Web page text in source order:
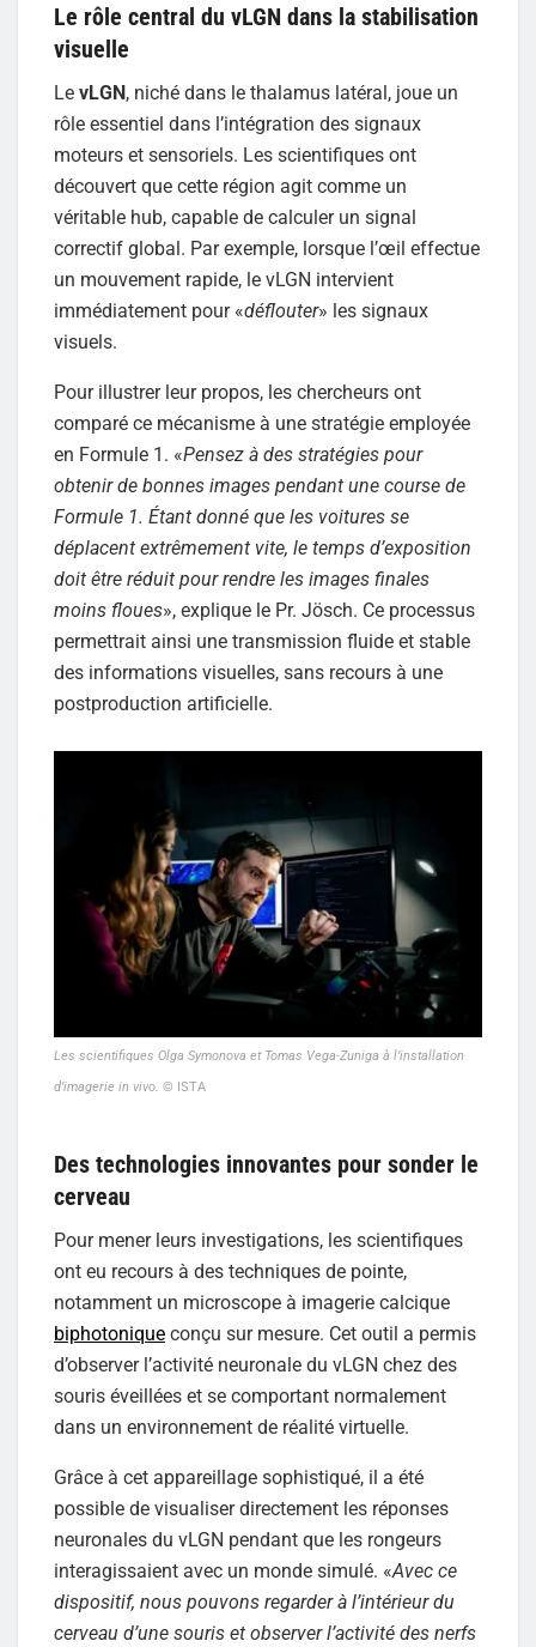
Le rôle central du vLGN dans la stabilisation
visuelle
Le vLGN, niché dans le thalamus latéral, joue un
rôle essentiel dans l’intégration des signaux
moteurs et sensoriels. Les scientifiques ont
découvert que cette région agit comme un
véritable hub, capable de calculer un signal
correctif global. Par exemple, lorsque l’œil effectue
un mouvement rapide, le vLGN intervient
immédiatement pour «déflouter» les signaux
visuels.
Pour illustrer leur propos, les chercheurs ont
comparé ce mécanisme à une stratégie employée
en Formule 1. «Pensez à des stratégies pour
obtenir de bonnes images pendant une course de
Formule 1. Étant donné que les voitures se
déplacent extrêmement vite, le temps d’exposition
doit être réduit pour rendre les images finales
moins floues», explique le Pr. Jösch. Ce processus
permettrait ainsi une transmission fluide et stable
des informations visuelles, sans recours à une
postproduction artificielle.
Les scientifiques Olga Symonova et Tomas Vega-Zuniga à l’installation
d’imagerie in vivo. © ISTA
Des technologies innovantes pour sonder le
cerveau
Pour mener leurs investigations, les scientifiques
ont eu recours à des techniques de pointe,
notamment un microscope à imagerie calcique
biphotonique conçu sur mesure. Cet outil a permis
d’observer l’activité neuronale du vLGN chez des
souris éveillées et se comportant normalement
dans un environnement de réalité virtuelle.
Grâce à cet appareillage sophistiqué, il a été
possible de visualiser directement les réponses
neuronales du vLGN pendant que les rongeurs
interagissaient avec un monde simulé. «Avec ce
dispositif, nous pouvons regarder à l’intérieur du
cerveau d’une souris et observer l’activité des nerfs